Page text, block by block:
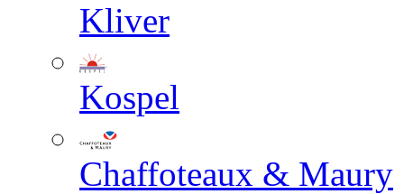
Kliver
Kospel
Chaffoteaux & Maury